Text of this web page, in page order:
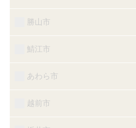
勝山市
鯖江市
あわら市
越前市